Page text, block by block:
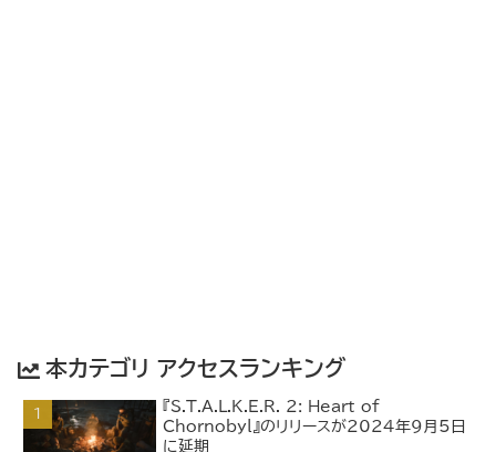
本カテゴリ アクセスランキング
『S.T.A.L.K.E.R. 2: Heart of
Chornobyl』のリリースが2024年9月5日
に延期